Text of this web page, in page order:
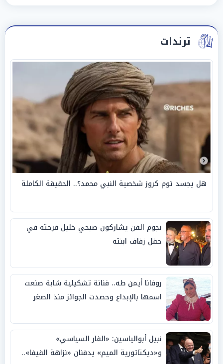
ترندات
هل يجسد توم كروز شخصية النبي محمد؟.. الحقيقة الكاملة
نجوم الفن يشاركون صبحي خليل فرحته في
حفل زفاف ابنته
روفانا أيمن طه.. فنانة تشكيلية شابة صنعت
اسمها بالإبداع وحصدت الجوائز منذ الصغر
نبيل أبوالياسين: «الفار السياسي»
و«ديكتاتورية الميم» يدفنان «نزاهة الفيفا»..